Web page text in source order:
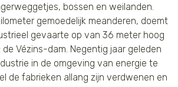
bossen en weilanden.
gemoedelijk meanderen, doemt
gevaarte op van 36 meter hoog
Vézins-dam. Negentig jaar geleden
in de omgeving van energie te
de fabrieken allang zijn verdwenen en